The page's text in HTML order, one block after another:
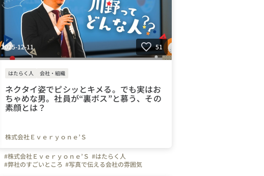
2025-12-11 51
はたらく人 会社・組織
ネクタイ姿でピシッとキメる。でも実はお
ちゃめな男。社員が“裏ボス”と慕う、その
素顔とは？
株式会社Ｅｖｅｒｙｏｎｅ’Ｓ
#株式会社Ｅｖｅｒｙｏｎｅ’Ｓ #はたらく人
#弊社のすごいところ #写真で伝える会社の雰囲気